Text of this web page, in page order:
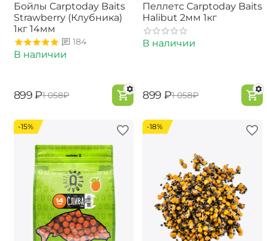
Бойлы Carptoday Baits
Strawberry (Клубника)
1кг 14мм
184
В наличии
‍899‍ ₽‍1 058‍₽
Пеллетс Carptoday Baits
Halibut 2мм 1кг
В наличии
‍899‍ ₽‍1 058‍₽
-15% -18%